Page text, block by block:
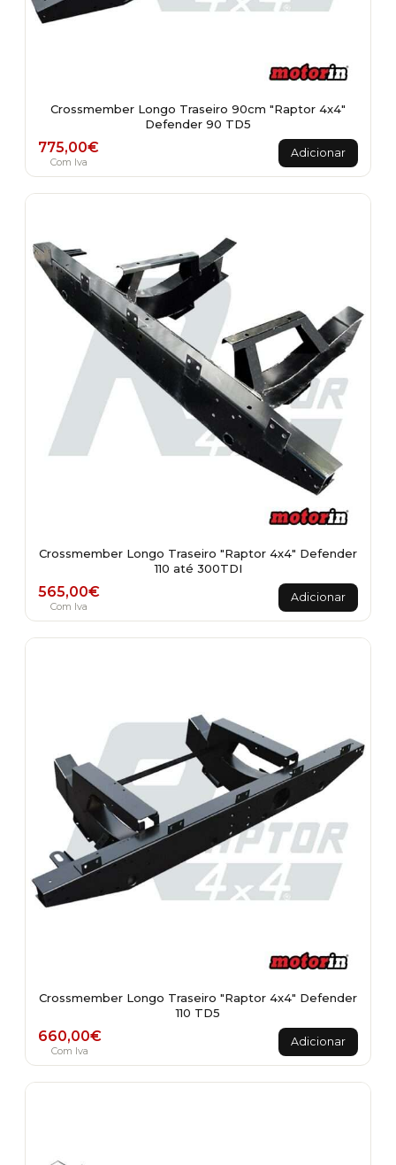
Crossmember Longo Traseiro 90cm "Raptor 4x4"
Defender 90 TD5
775,00€
Com Iva
Adicionar
Crossmember Longo Traseiro "Raptor 4x4" Defender
110 até 300TDI
565,00€
Com Iva
Adicionar
Crossmember Longo Traseiro "Raptor 4x4" Defender
110 TD5
660,00€
Com Iva
Adicionar